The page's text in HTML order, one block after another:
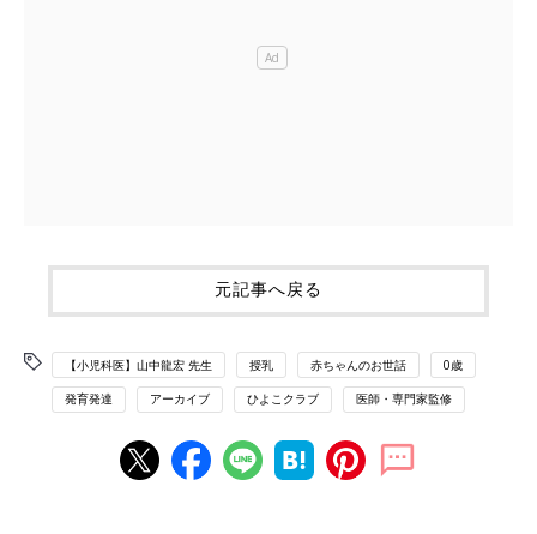
元記事へ戻る
【小児科医】山中龍宏 先生 授乳 赤ちゃんのお世話 0歳
発育発達 アーカイブ ひよこクラブ 医師・専門家監修